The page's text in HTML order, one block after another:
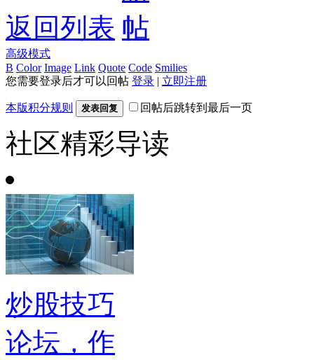
返回列表
高级模式
B Color Image Link Quote Code Smilies
您需要登录后才可以回帖 登录 | 立即注册
本版积分规则 发表回复 回帖后跳转到最后一页
社区精彩导读
炒股技巧
论坛，作